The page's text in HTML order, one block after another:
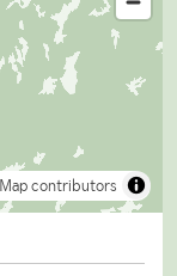
contributors